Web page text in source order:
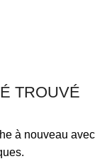
TROUVÉ
à nouveau avec